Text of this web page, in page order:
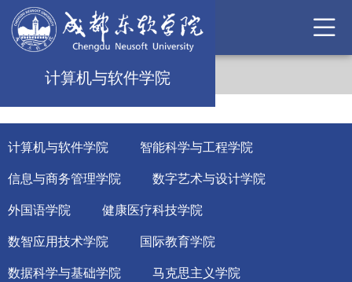
计算机与软件学院
计算机与软件学院 智能科学与工程学院
信息与商务管理学院 数字艺术与设计学院
外国语学院 健康医疗科技学院
数智应用技术学院 国际教育学院
数据科学与基础学院 马克思主义学院